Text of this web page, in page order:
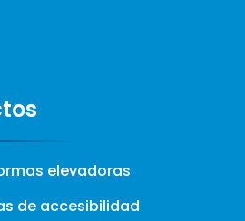
elevadoras
de accesibilidad